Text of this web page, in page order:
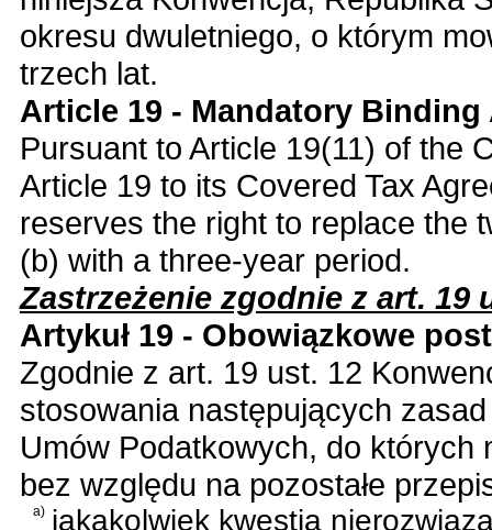
okresu dwuletniego, o którym
trzech lat.
Article 19 - Mandatory
Pursuant to Article 19(11) of the
Article 19 to its Covered Tax
reserves the right to replace the
(b) with a three-year period.
Zastrzeżenie zgodnie z art. 19
Artykuł 19 - Obowiązkowe
Zgodnie z art. 19 ust. 12
stosowania następujących
Umów Podatkowych, do których
bez względu na pozostałe
a) jakakolwiek kwestia